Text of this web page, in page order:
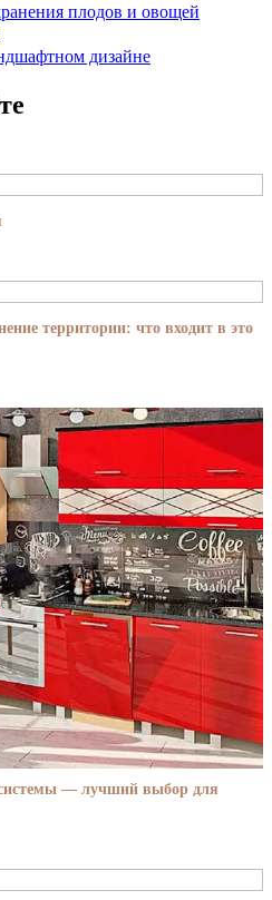
плодов и овощей
дизайне
территории: что входит в это
— лучший выбор для